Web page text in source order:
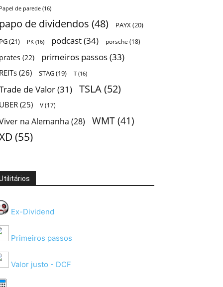
de parede (16)
de dividendos (48) PAYX(20)
(21) PK (16) podcast(34) porsche (18)
(22) primeiros passos(33)
(26) STAG(19) T (16)
de Valor(31) TSLA(52)
(25) V(17)
na Alemanha (28) WMT (41)
(55)
Ex-Dividend
Primeiros passos
Valor justo - DCF